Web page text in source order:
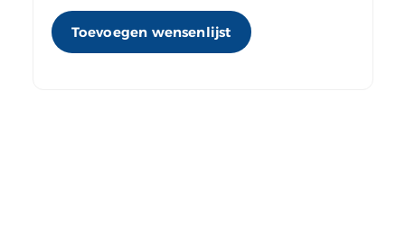
Toevoegen wensenlijst